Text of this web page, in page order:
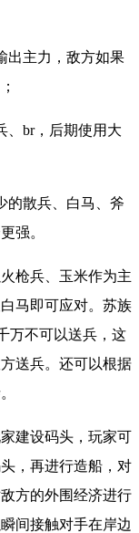
出主力，敌方如果
、br，后期使用大
的散兵、白马、斧
强。
枪兵、玉米作为主
马即可应对。苏族
万不可以送兵，这
送兵。还可以根据
建设码头，玩家可
，再进行造船，对
方的外围经济进行
间接触对手在岸边